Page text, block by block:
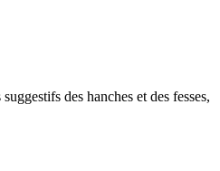
des hanches et des fesses,